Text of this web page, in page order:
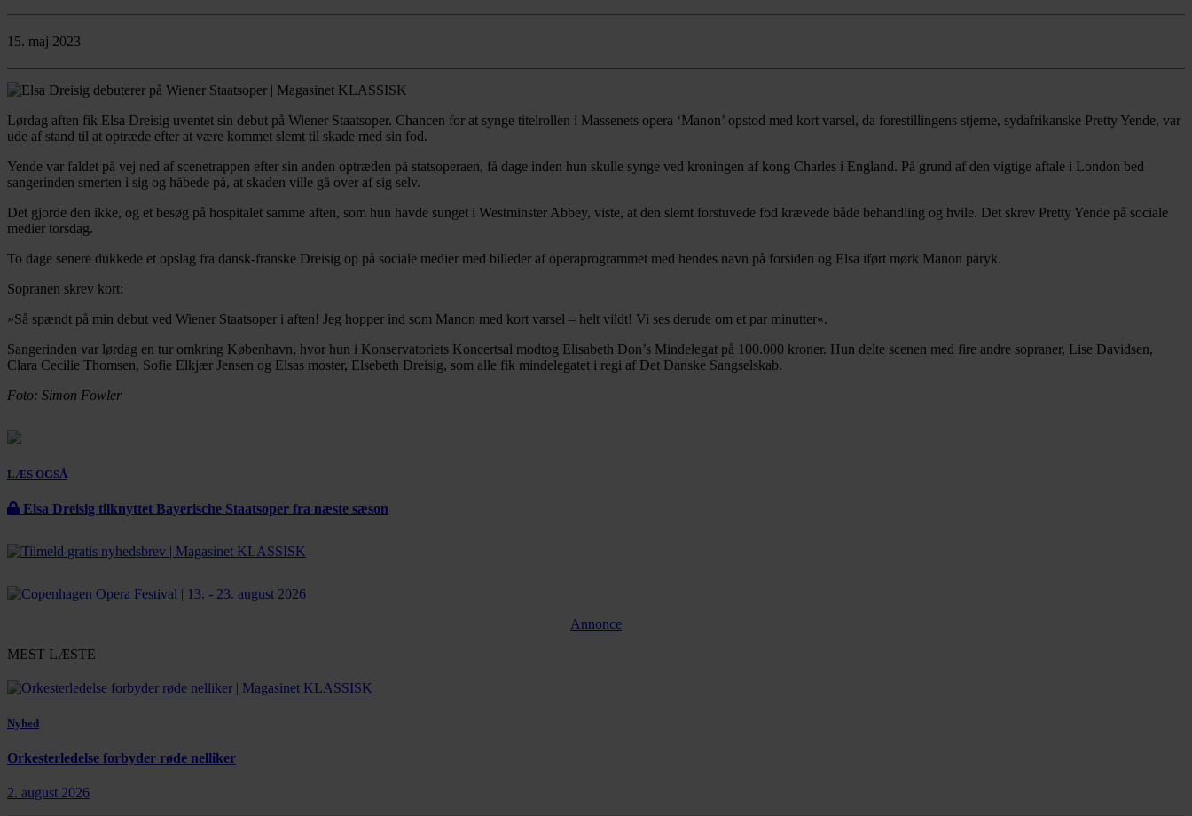
15. maj 2023
Lørdag aften fik Elsa Dreisig uventet sin debut på Wiener Staatsoper. Chancen for at synge titelrollen i Massenets opera ‘Manon’ opstod med kort varsel, da forestillingens stjerne, sydafrikanske Pretty Yende, var
ude af stand til at optræde efter at være kommet slemt til skade med sin fod.
Yende var faldet på vej ned af scenetrappen efter sin anden optræden på statsoperaen, få dage inden hun skulle synge ved kroningen af kong Charles i England. På grund af den vigtige aftale i London bed
sangerinden smerten i sig og håbede på, at skaden ville gå over af sig selv.
Det gjorde den ikke, og et besøg på hospitalet samme aften, som hun havde sunget i Westminster Abbey, viste, at den slemt forstuvede fod krævede både behandling og hvile. Det skrev Pretty Yende på sociale
medier torsdag.
To dage senere dukkede et opslag fra dansk-franske Dreisig op på sociale medier med billeder af operaprogrammet med hendes navn på forsiden og Elsa iført mørk Manon paryk.
Sopranen skrev kort:
»Så spændt på min debut ved Wiener Staatsoper i aften! Jeg hopper ind som Manon med kort varsel – helt vildt! Vi ses derude om et par minutter«.
Sangerinden var lørdag en tur omkring København, hvor hun i Konservatoriets Koncertsal modtog Elisabeth Don’s Mindelegat på 100.000 kroner. Hun delte scenen med fire andre sopraner, Lise Davidsen,
Clara Cecilie Thomsen, Sofie Elkjær Jensen og Elsas moster, Elsebeth Dreisig, som alle fik mindelegatet i regi af Det Danske Sangselskab.
Foto: Simon Fowler
LÆS OGSÅ
Elsa Dreisig tilknyttet Bayerische Staatsoper fra næste sæson
Annonce
MEST LÆSTE
Nyhed
Orkesterledelse forbyder røde nelliker
2. august 2026